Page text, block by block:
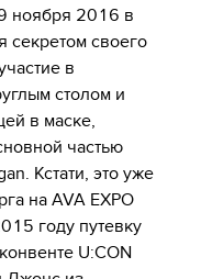
ноября 2016 в
секретом своего
в
столом и
в маске,
частью
Кстати, это уже
на AVA EXPO
году путевку
U:CON